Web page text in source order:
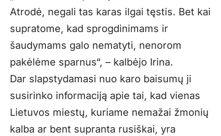
Atrodė, negali tas karas ilgai tęstis. Bet kai
supratome, kad sprogdinimams ir
šaudymams galo nematyti, nenorom
pakėlėme sparnus“, – kalbėjo Irina.
Dar slapstydamasi nuo karo baisumų ji
susirinko informaciją apie tai, kad vienas
Lietuvos miestų, kuriame nemažai žmonių
kalba ar bent supranta rusiškai, yra